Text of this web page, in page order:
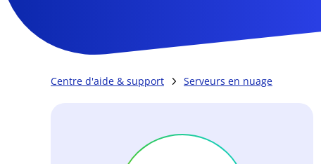
Centre d'aide & support Serveurs en nuage